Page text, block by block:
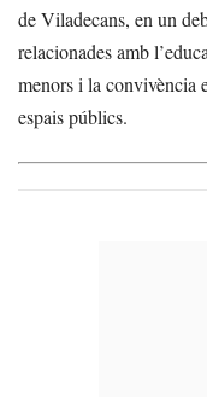
de Viladecans, en un
relacionades amb
menors i la convivència
espais públics.